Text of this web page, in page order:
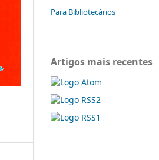
Para Bibliotecários
Artigos mais recentes